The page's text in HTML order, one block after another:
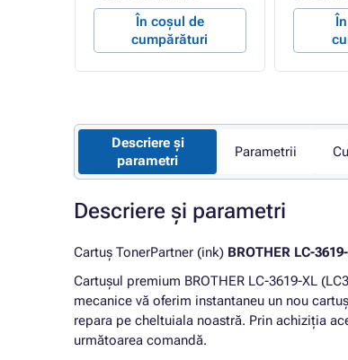
În coșul de
cumpărături
Descriere și
parametri
Parametrii
Descriere și parametri
Cartuș TonerPartner (ink) BROTHER LC-
Cartușul premium BROTHER LC-3619-XL
mecanice vă oferim instantaneu un nou
repara pe cheltuiala noastră. Prin achiziția
următoarea comandă.